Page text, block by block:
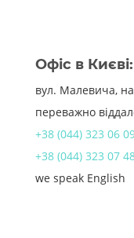
Офіс в Києві:
вул. Малевича,
переважно
+38 (044) 323 06
+38 (044) 323 07
we speak English